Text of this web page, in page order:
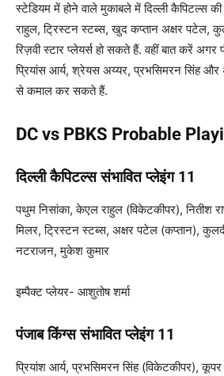
स्टेडियम में होने वाले मुकाबले में दिल्ली कैपिटल्स
राहुल, ट्रिस्टन स्टब्स, खुद कप्तान अक्षर पटेल,
रिज़वी स्टार प्लेयर्स हो सकते हैं. वहीं बात करें अगर
प्रियांस आर्य, श्रेयस अय्यर, प्रभसिमरन सिंह और
से कमाल कर सकते हैं.
DC vs PBKS Probable
दिल्ली कैपिटल्स संभावित प्लेइंग 11
पथुम निसांका, केएल राहुल (विकेटकीपर), नितीश
मिलर, ट्रिस्टन स्टब्स, अक्षर पटेल (कप्तान),
नटराजन, मुकेश कुमार
इम्पैक्ट प्लेयर- आशुतोष शर्मा
पंजाब किंग्स संभावित प्लेइंग 11
प्रियांश आर्य, प्रभसिमरन सिंह (विकेटकीपर),